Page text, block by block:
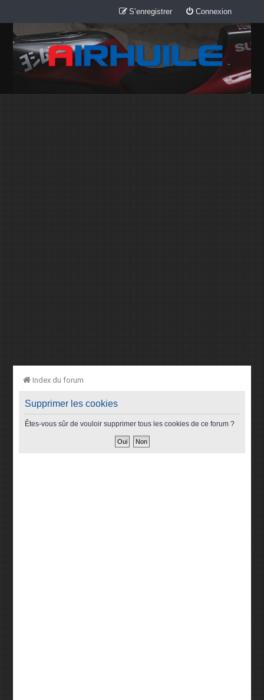
Connexion
S’enregistrer
Index du forum
Supprimer les cookies
Êtes-vous sûr de vouloir supprimer tous les cookies de ce forum ?